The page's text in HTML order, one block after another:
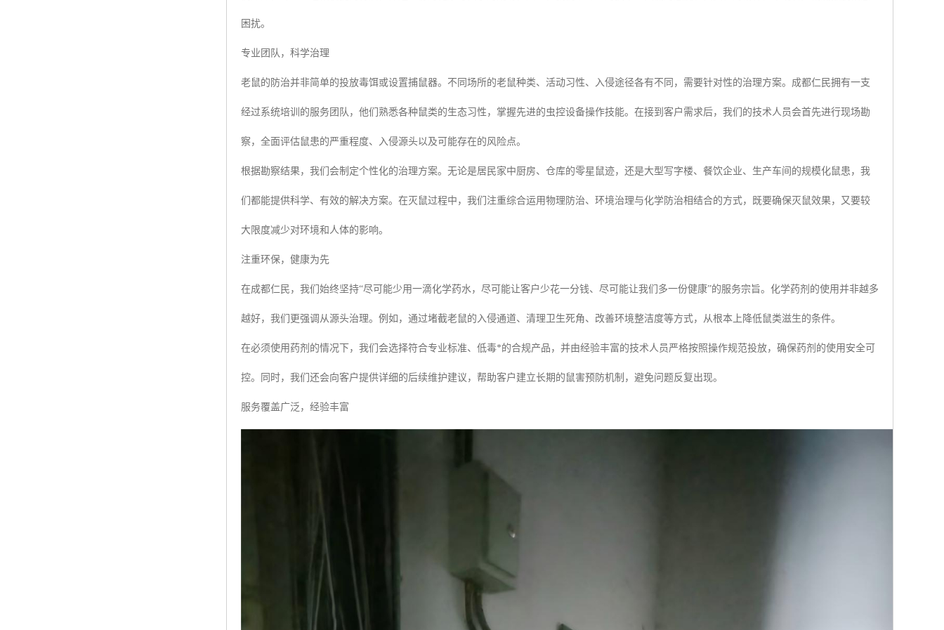
困扰。
专业团队，科学治理
老鼠的防治并非简单的投放毒饵或设置捕鼠器。不同场所的老鼠种类、活动习性、入侵途径各有不同，需要针对性的治理方案。成都仁民拥有一支
经过系统培训的服务团队，他们熟悉各种鼠类的生态习性，掌握先进的虫控设备操作技能。在接到客户需求后，我们的技术人员会首先进行现场勘
察，全面评估鼠患的严重程度、入侵源头以及可能存在的风险点。
根据勘察结果，我们会制定个性化的治理方案。无论是居民家中厨房、仓库的零星鼠迹，还是大型写字楼、餐饮企业、生产车间的规模化鼠患，我
们都能提供科学、有效的解决方案。在灭鼠过程中，我们注重综合运用物理防治、环境治理与化学防治相结合的方式，既要确保灭鼠效果，又要较
大限度减少对环境和人体的影响。
注重环保，健康为先
在成都仁民，我们始终坚持“尽可能少用一滴化学药水，尽可能让客户少花一分钱、尽可能让我们多一份健康”的服务宗旨。化学药剂的使用并非越多
越好，我们更强调从源头治理。例如，通过堵截老鼠的入侵通道、清理卫生死角、改善环境整洁度等方式，从根本上降低鼠类滋生的条件。
在必须使用药剂的情况下，我们会选择符合专业标准、低毒*的合规产品，并由经验丰富的技术人员严格按照操作规范投放，确保药剂的使用安全可
控。同时，我们还会向客户提供详细的后续维护建议，帮助客户建立长期的鼠害预防机制，避免问题反复出现。
服务覆盖广泛，经验丰富